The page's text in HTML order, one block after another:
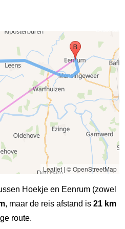
Leaflet| © OpenStreetMap
Hoekje en Eenrum (zowel
, maar de reis afstand is 21 km
route.